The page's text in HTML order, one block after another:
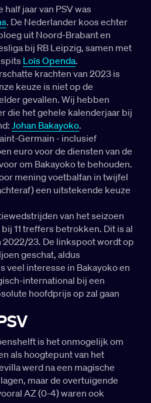
jaar van PSV was
. De Nederlander koos echter
uit Noord-Brabant en
bij RB Leipzig, samen met
Loïs Openda.
krachten van 2023 is
keuze is niet op de
gevallen. Wij hebben
die het gehele kalenderjaar bij
Johan Bakayoko.
Germain - inclusief
euro voor de diensten van de
om Bakayoko te behouden.
mening voetbalfan in twijfel
een uitstekende keuze
van het seizoen
11 treffers betrokken. Dit is al
2022/23. De linkspoot wordt op
geschat, aldus
veel interesse in Bakayoko en
international bij een
hoofdprijs op zal gaan
is het onmogelijk om
als hoogtepunt van het
werd na een magische
maar de overtuigende
AZ (0-4) waren ook